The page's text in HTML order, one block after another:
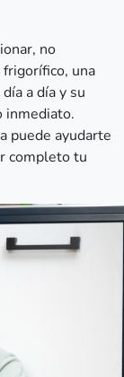
no
una
a día y su
inmediato.
puede ayudarte
completo tu